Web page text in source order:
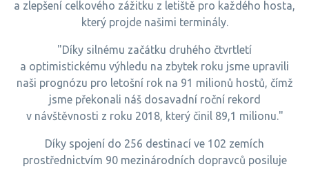
a zlepšení celkového zážitku z letiště pro každého hosta,
který projde našimi terminály.
"Díky silnému začátku druhého čtvrtletí
a optimistickému výhledu na zbytek roku jsme upravili
naši prognózu pro letošní rok na 91 milionů hostů, čímž
jsme překonali náš dosavadní roční rekord
v návštěvnosti z roku 2018, který činil 89,1 milionu."
Díky spojení do 256 destinací ve 102 zemích
prostřednictvím 90 mezinárodních dopravců posiluje